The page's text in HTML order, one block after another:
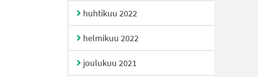
huhtikuu 2022
helmikuu 2022
joulukuu 2021